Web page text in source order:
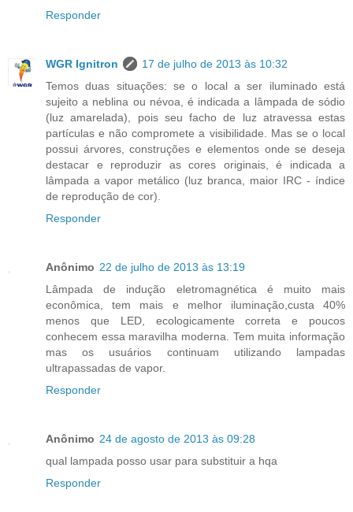
Responder
WGR Ignitron
17 de julho de 2013 às 10:32
Temos duas situações: se o local a ser iluminado está
sujeito a neblina ou névoa, é indicada a lâmpada de sódio
(luz amarelada), pois seu facho de luz atravessa estas
partículas e não compromete a visibilidade. Mas se o local
possui árvores, construções e elementos onde se deseja
destacar e reproduzir as cores originais, é indicada a
lâmpada a vapor metálico (luz branca, maior IRC - índice
de reprodução de cor).
Responder
Anônimo 22 de julho de 2013 às 13:19
Lâmpada de indução eletromagnética é muito mais
econômica, tem mais e melhor iluminação,custa 40%
menos que LED, ecologicamente correta e poucos
conhecem essa maravilha moderna. Tem muita informação
mas os usuários continuam utilizando lampadas
ultrapassadas de vapor.
Responder
Anônimo 24 de agosto de 2013 às 09:28
qual lampada posso usar para substituir a hqa
Responder